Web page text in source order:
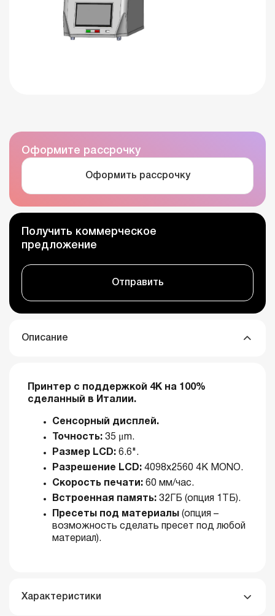
Оформите рассрочку
Оформить рассрочку
Получить коммерческое
предложение
Отправить
Описание
Принтер с поддержкой 4К на 100%
сделанный в Италии.
Сенсорный дисплей.
Точность: 35 μm.
Размер LCD: 6.6".
Разрешение LCD: 4098x2560 4K MONO.
Скорость печати: 60 мм/час.
Встроенная память: 32ГБ (опция 1ТБ).
Пресеты под материалы (опция –
возможность сделать пресет под любой
материал).
Характеристики